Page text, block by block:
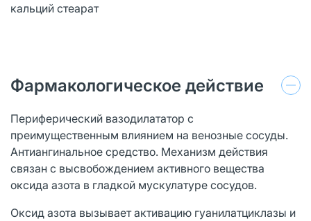
кальций стеарат
Фармакологическое действие
Периферический вазодилататор с
преимущественным влиянием на венозные сосуды.
Антиангинальное средство. Механизм действия
связан с высвобождением активного вещества
оксида азота в гладкой мускулатуре сосудов.
Оксид азота вызывает активацию гуанилатциклазы и